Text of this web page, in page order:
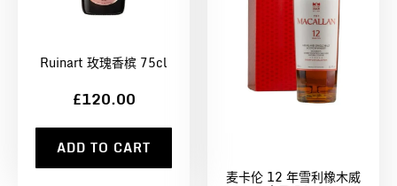
Ruinart 玫瑰香槟 75cl
£120.00
ADD TO CART
麦卡伦 12 年雪利橡木威